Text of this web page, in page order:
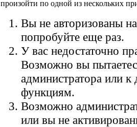
произойти по одной из нескольких
Вы не авторизованы
попробуйте еще раз.
У вас недостаточно
Возможно вы
администратора или
функциям.
Возможно
или вы не